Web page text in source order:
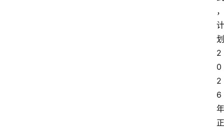
，
计
划
2
0
2
6
年
正